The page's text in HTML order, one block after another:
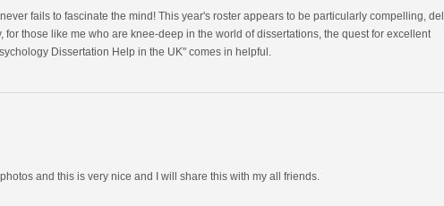
fails to fascinate the mind! This year's roster appears to be particularly compelling,
those like me who are knee-deep in the world of dissertations, the quest for excellent
Dissertation Help in the UK" comes in helpful.
and this is very nice and I will share this with my all friends.